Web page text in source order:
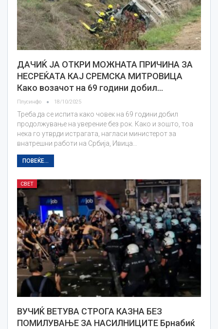
ДАЧИЌ ЈА ОТКРИ МОЖНАТА ПРИЧИНА ЗА
НЕСРЕЌАТА КАЈ СРЕМСКА МИТРОВИЦА
Како возачот на 69 години добил…
Плусинфо 18/10/2025
Треба да се испита како човек на 69 години добил
продолжување на уверение без рок. Како и зошто, тоа
нека го утврди истрагата, нагласи министерот за
внатрешни работи на Србија, Ивица…
ПОВЕЌЕ...
СВЕТ
ВУЧИЌ ВЕТУВА СТРОГА КАЗНА БЕЗ
ПОМИЛУВАЊЕ ЗА НАСИЛНИЦИТЕ Брнабиќ